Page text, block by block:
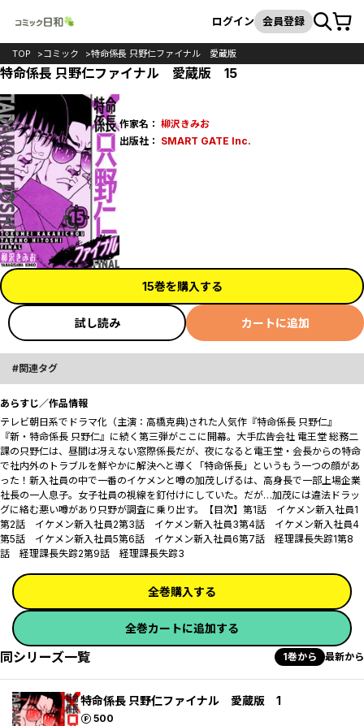
検索
ログイン 会員登録カート
TOP コミック 特命係長 只野仁ファイナル 愛蔵版
特命係長 只野仁ファイナル 愛蔵版 15
作家名： 柳沢きみお
出版社： SMART GATE Inc.
15巻を購入する
試し読み カートに追加
関連タグ
あらすじ／作品情報
テレビ朝日系でドラマ化（主演：高橋克典)された人気作『特命係長 只野仁』
『新・特命係長 只野仁』に続く第三弾がここに開幕。大手広告会社 電王堂 総務二
課の只野仁は、昼間は冴えない窓際係長だが、夜になると電王堂・会長からの特命
で社内外のトラブルを鮮やかに解決へと導く「特命係長」というもう一つの顔があ
った――！新入社員の中で一番のイケメンと噂の加茂しげるは、高身長で一部上場企業
社長の一人息子。女子社員の視線を釘付けにしていた。だが…加茂には違法ドラッ
グに絡む悪い噂があり只野が調査に乗り出す。【目次】第1話 イケメン新入社員1
第2話 イケメン新入社員2第3話 イケメン新入社員3第4話 イケメン新入社員4
第5話 イケメン新入社員5第6話 イケメン新入社員6第7話 経理課長失踪1第8
話 経理課長失踪2第9話 経理課長失踪3
全巻購入する
全巻カートに追加する
同シリーズ一覧 1巻から 最新から
特命係長 只野仁ファイナル 愛蔵版 1
500
ポイント